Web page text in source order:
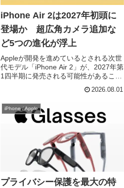
iPhone Air 2は2027年初頭に
登場か 超広角カメラ追加な
ど5つの進化が浮上
Appleが開発を進めているとされる次世
代モデル「iPhone Air 2」が、2027年第
1四半期に発売される可能性があること
新レポートでは、現行モデルから進化
するとされる5つのポイントも明らかに
なってい...
2026.08.01
iPhone / Apple
プライバシー保護を最大の特